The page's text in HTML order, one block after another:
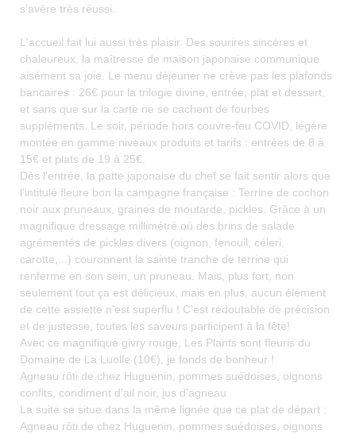
s'avère très réussi.
L'accueil fait lui aussi très plaisir. Des sourires sincères et
chaleureux, la maîtresse de maison japonaise communique
aisément sa joie. Le menu déjeuner ne crève pas les plafonds
bancaires : 26€ pour la trilogie divine, entrée, plat et dessert,
et sans que sur la carte ne se cachent de fourbes
suppléments. Le soir, période hors couvre-feu COVID, légère
montée en gamme niveaux produits et tarifs : entrées de 8 à
15€ et plats de 19 à 25€.
Dès l'entrée, la patte japonaise du chef se fait sentir alors que
l'intitulé fleure bon la campagne française : Terrine de cochon
noir aux pruneaux, graines de moutarde, pickles. Grâce à un
magnifique dressage millimétré où des brins de salade
agrémentés de pickles divers (oignon, fenouil, céleri,
carotte,...) couronnent la sainte tranche de terrine qui
renferme en son sein, un pruneau. Mais, plus fort, non
seulement tout ça est délicieux, mais en plus, aucun élément
de cette assiette n'est superflu ! C'est redoutable de précision
et de justesse, toutes les saveurs participent à la fête!
Avec ce magnifique givry rouge, Les Plants sont fleuris du
Domaine de La Luolle (10€), je fonds de bonheur !
Agneau rôti de chez Huguenin, pommes suédoises, oignons
confits, condiment d'ail noir, jus d'agneau
La suite se situe dans la même lignée que ce plat de départ :
Agneau rôti de chez Huguenin, pommes suédoises, oignons